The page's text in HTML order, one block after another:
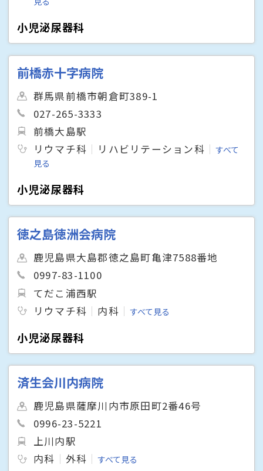
小児泌尿器科
前橋赤十字病院
群馬県前橋市朝倉町389-1
027-265-3333
前橋大島駅
リウマチ科
リハビリテーション科
すべて
見る
小児泌尿器科
徳之島徳洲会病院
鹿児島県大島郡徳之島町亀津7588番地
0997-83-1100
てだこ浦西駅
リウマチ科
内科 すべて見る
小児泌尿器科
済生会川内病院
鹿児島県薩摩川内市原田町2番46号
0996-23-5221
上川内駅
内科
外科 すべて見る